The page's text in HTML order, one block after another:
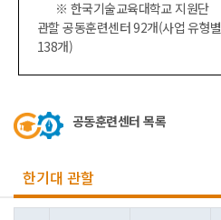
※ 한국기술교육대학교 지원단
관할 공동훈련센터 92개(사업 유형별
138개)
공동훈련센터 목록
한기대 관할